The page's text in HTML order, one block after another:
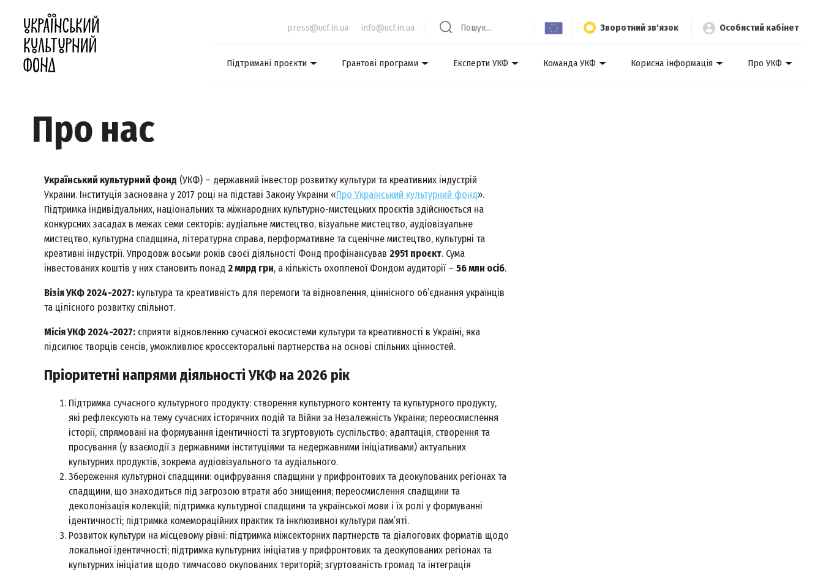
press@ucf.in.ua info@ucf.in.ua Зворотний зв'язок Особистий кабінет
Підтримані проєкти Грантові програми Експерти УКФ Команда УКФ Корисна інформація Про УКФ
Про нас
Український культурний фонд (УКФ) – державний інвестор розвитку культури та креативних індустрій
України. Інституція заснована у 2017 році на підставі Закону України «Про Український культурний фонд».
Підтримка індивідуальних, національних та міжнародних культурно-мистецьких проєктів здійснюється на
конкурсних засадах в межах семи секторів: аудіальне мистецтво, візуальне мистецтво, аудіовізуальне
мистецтво, культурна спадщина, літературна справа, перформативне та сценічне мистецтво, культурні та
креативні індустрії. Упродовж восьми років своєї діяльності Фонд профінансував 2951 проєкт. Сума
інвестованих коштів у них становить понад 2 млрд грн, а кількість охопленої Фондом аудиторії – 56 млн осіб.
Візія УКФ 2024-2027: культура та креативність для перемоги та відновлення, ціннісного об’єднання українців
та цілісного розвитку спільнот.
Місія УКФ 2024-2027: сприяти відновленню сучасної екосистеми культури та креативності в Україні, яка
підсилює творців сенсів, уможливлює кроссекторальні партнерства на основі спільних цінностей.
Пріоритетні напрями діяльності УКФ на 2026 рік
Підтримка сучасного культурного продукту: створення культурного контенту та культурного продукту,
які рефлексують на тему сучасних історичних подій та Війни за Незалежність України; переосмислення
історії, спрямовані на формування ідентичності та згуртовують суспільство; адаптація, створення та
просування (у взаємодії з державними інституціями та недержавними ініціативами) актуальних
культурних продуктів, зокрема аудіовізуального та аудіального.
Збереження культурної спадщини: оцифрування спадщини у прифронтових та деокупованих регіонах та
спадщини, що знаходиться під загрозою втрати або знищення; переосмислення спадщини та
деколонізація колекцій; підтримка культурної спадщини та української мови і їх ролі у формуванні
ідентичності; підтримка комемораційних практик та інклюзивної культури пам’яті.
Розвиток культури на місцевому рівні: підтримка міжсекторних партнерств та діалогових форматів щодо
локальної ідентичності; підтримка культурних ініціатив у прифронтових та деокупованих регіонах та
культурних ініціатив щодо тимчасово окупованих територій; згуртованість громад та інтеграція